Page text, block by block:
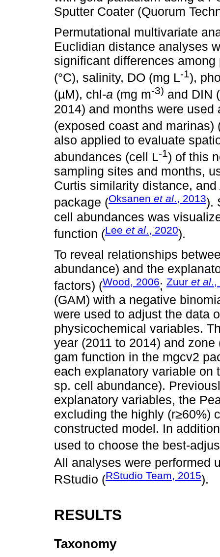
Sputter Coater (Quorum
Permutational multivariate
Euclidian distance analyses
significant differences
(°C), salinity, DO (mg L-1),
(µM), chl-a (mg m-3) and DIN
2014) and months were
(exposed coast and marinas)
also applied to evaluate
abundances (cell L-1) of this
sampling sites and months,
Curtis similarity distance,
package (Oksanen et al., 2013).
cell abundances was
function (Lee et al ., 2020).
To reveal relationships
abundance) and the
factors) (Wood, 2006; Zuur et al.,
(GAM) with a negative
were used to adjust the data
physicochemical variables.
year (2011 to 2014) and
gam function in the mgcv2
each explanatory variable
sp. cell abundance).
explanatory variables, the
excluding the highly (r≥60%)
constructed model. In
used to choose the best-
All analyses were performed
RStudio (RStudio Team, 2015).
RESULTS
Taxonomy